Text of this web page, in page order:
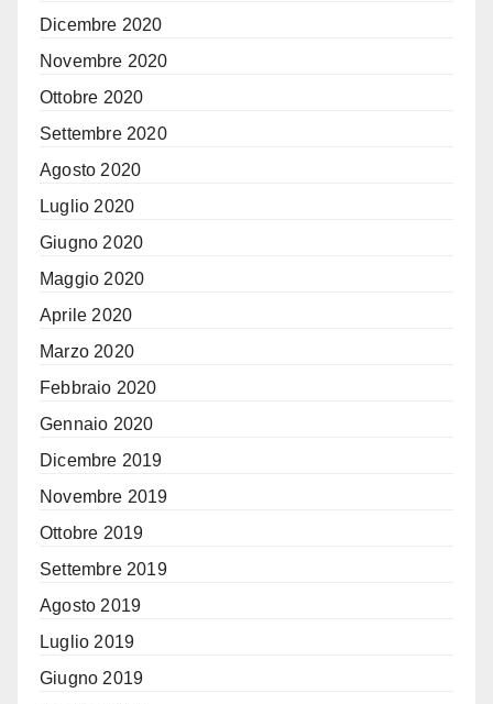
Dicembre 2020
Novembre 2020
Ottobre 2020
Settembre 2020
Agosto 2020
Luglio 2020
Giugno 2020
Maggio 2020
Aprile 2020
Marzo 2020
Febbraio 2020
Gennaio 2020
Dicembre 2019
Novembre 2019
Ottobre 2019
Settembre 2019
Agosto 2019
Luglio 2019
Giugno 2019